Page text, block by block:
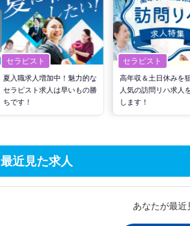
セラピスト
夏入職求人増加中！魅力的な
セラピスト求人は早いもの勝
ちです！
セラピスト
高年収＆土日休みを
人気の訪問リハ求人
します！
最近見た求人
あなたが最近